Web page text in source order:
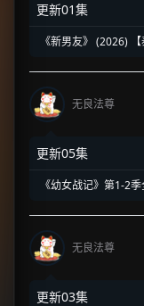
更新01集
《新男友》 (2026)
无良法尊
更新05集
《幼女战记》第1-2
异世界神作
无良法尊
更新03集